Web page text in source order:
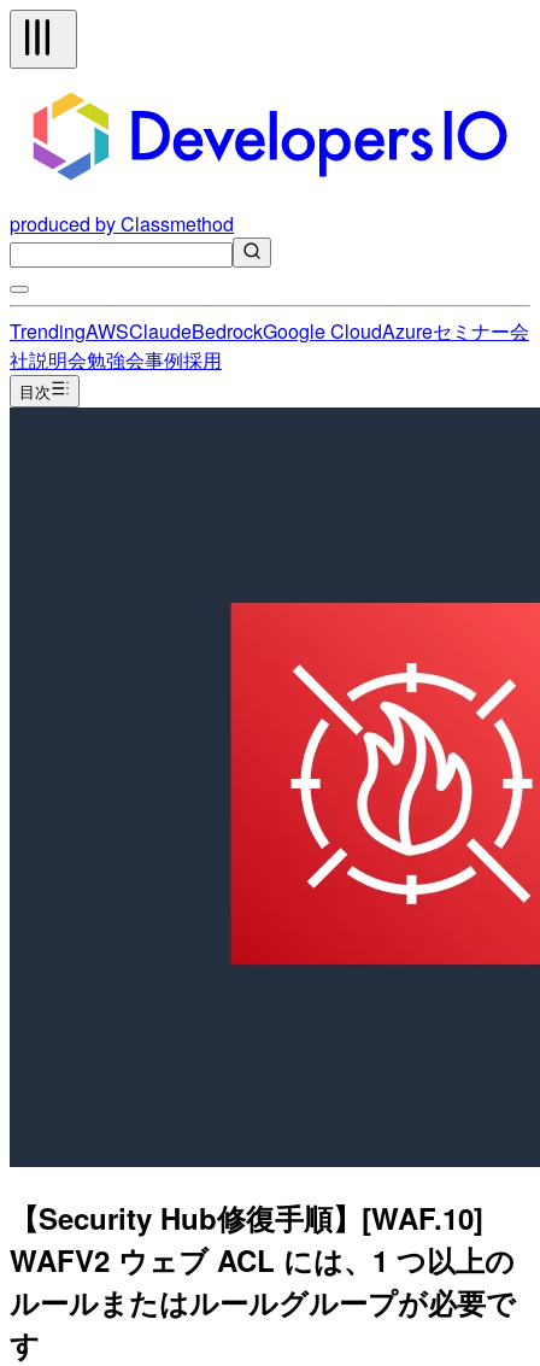
produced by Classmethod
TrendingAWSClaudeBedrockGoogle CloudAzureセミナー会
社説明会勉強会事例採用
目次
【Security Hub修復手順】[WAF.10]
WAFV2 ウェブ ACL には、1 つ以上の
ルールまたはルールグループが必要で
す